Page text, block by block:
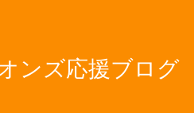
ンズ応援ブログ